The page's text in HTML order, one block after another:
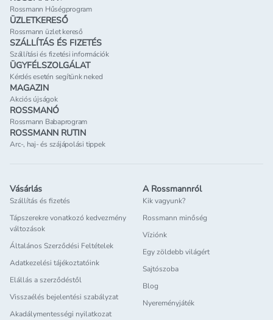
Rossmann Hűségprogram
ÜZLETKERESŐ
Rossmann üzlet kereső
SZÁLLÍTÁS ÉS FIZETÉS
Szállítási és fizetési információk
ÜGYFÉLSZOLGÁLAT
Kérdés esetén segítünk neked
MAGAZIN
Akciós újságok
ROSSMANÓ
Rossmann Babaprogram
ROSSMANN RUTIN
Arc-, haj- és szájápolási tippek
Vásárlás
Szállítás és fizetés
Tápszerekre vonatkozó kedvezmény
változások
Általános Szerződési Feltételek
Adatkezelési tájékoztatóink
Elállás a szerződéstől
Visszaélés bejelentési szabályzat
Akadálymentességi nyilatkozat
A Rossmannról
Kik vagyunk?
Rossmann minőség
Víziónk
Egy zöldebb világért
Sajtószoba
Blog
Nyereményjáték